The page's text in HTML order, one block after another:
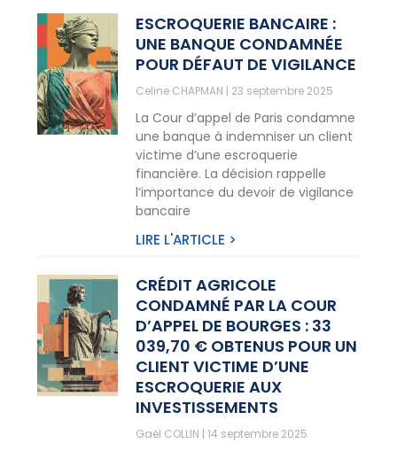
ESCROQUERIE BANCAIRE :
UNE BANQUE CONDAMNÉE
POUR DÉFAUT DE VIGILANCE
Celine CHAPMAN 23 septembre 2025
La Cour d’appel de Paris condamne
une banque à indemniser un client
victime d’une escroquerie
financière. La décision rappelle
l’importance du devoir de vigilance
bancaire
LIRE L'ARTICLE >
CRÉDIT AGRICOLE
CONDAMNÉ PAR LA COUR
D’APPEL DE BOURGES : 33
039,70 € OBTENUS POUR UN
CLIENT VICTIME D’UNE
ESCROQUERIE AUX
INVESTISSEMENTS
Gaël COLLIN 14 septembre 2025